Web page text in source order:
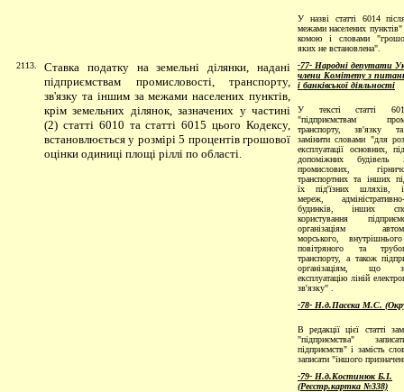
У назві статті 6014
межами населених
комою і словами
яких не встановлена".
2113.
Ставка податку на земельні ділянки, надані
підприємствам промисловості, транспорту,
зв'язку та іншим за межами населених пунктів,
крім земельних ділянок, зазначених у частині
(2) статті 6010 та статті 6015 цього Кодексу,
встановлюється у розмірі 5 процентів грошової
оцінки одиниці площі ріллі по області.
-77- Народні депутати
члени Комітету з
і банківської діяльності
У тексті статті
"підприємствам
транспорту, зв'язку
замінити словами "для
експлуатації основних,
допоміжних будівель
промислових,
транспортних та інших
їх під'їзних шляхів,
мереж, адміністративно-
будинків, інших
користування
організаціям
морського,
повітряного та
транспорту, а також
організаціям, що
експлуатацію ліній
зв'язку" .
-78- Н.д.Пасєка М.С.
В редакцiї цiєї статтi
"пiдприємства"
пiдприємств" i замiсть
записати "iншого
-79- Н.д.Костинюк Б.І.
(Реєстр.картка №338)